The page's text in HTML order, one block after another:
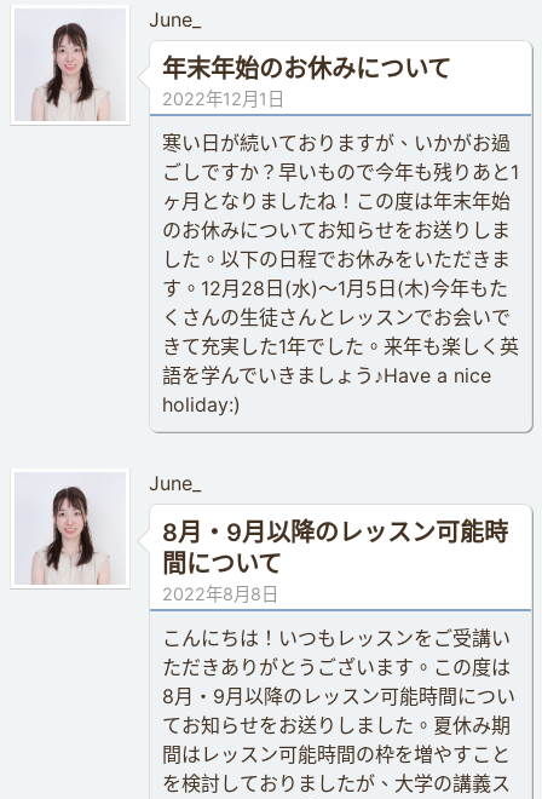
June_
年末年始のお休みについて
2022年12月1日
寒い日が続いておりますが、いかがお過
ごしですか？早いもので今年も残りあと1
ヶ月となりましたね！この度は年末年始
のお休みについてお知らせをお送りしま
した。以下の日程でお休みをいただきま
す。12月28日(水)〜1月5日(木)今年もた
くさんの生徒さんとレッスンでお会いで
きて充実した1年でした。来年も楽しく英
語を学んでいきましょう♪Have a nice
holiday:)
June_
8月・9月以降のレッスン可能時
間について
2022年8月8日
こんにちは！いつもレッスンをご受講い
ただきありがとうございます。この度は
8月・9月以降のレッスン可能時間につい
てお知らせをお送りしました。夏休み期
間はレッスン可能時間の枠を増やすこと
を検討しておりましたが、大学の講義ス